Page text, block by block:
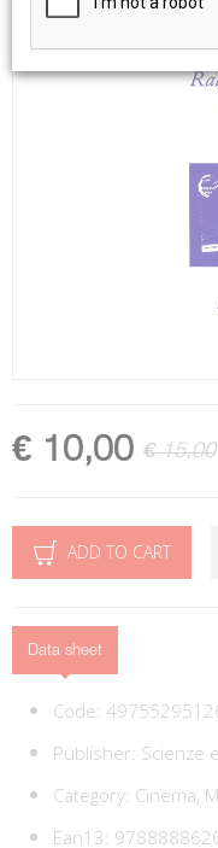
€ 10,00 € 15,00
ADD TO CART
Data sheet
Code:
Publisher: Scienze
Category: Cinema,
Ean13: